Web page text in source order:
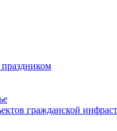
гражданской